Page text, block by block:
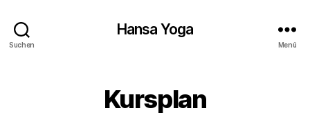
Suchen
Hansa Yoga
Menü
Kursplan